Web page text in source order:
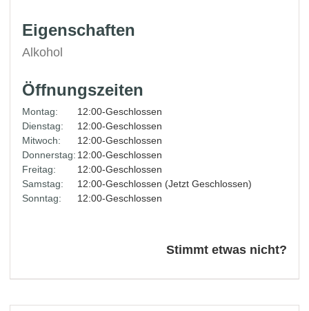
Eigenschaften
Alkohol
Öffnungszeiten
Montag:
12:00-Geschlossen
Dienstag:
12:00-Geschlossen
Mitwoch:
12:00-Geschlossen
Donnerstag: 12:00-Geschlossen
Freitag:
12:00-Geschlossen
Samstag:
12:00-Geschlossen (Jetzt Geschlossen)
Sonntag:
12:00-Geschlossen
Stimmt etwas nicht?